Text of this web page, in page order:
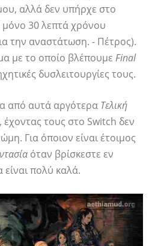
αλλά δεν υπήρχε στο
μόνο 30 λεπτά χρόνου
την αναστάτωση. - Πέτρος).
με το οποίο βλέπουμε Final
δυσλειτουργίες τους.
από αυτά αργότερα Τελική
έχοντας τους στο Switch δεν
Για όποιον είναι έτοιμος
όταν βρίσκεστε εν
είναι πολύ καλά.